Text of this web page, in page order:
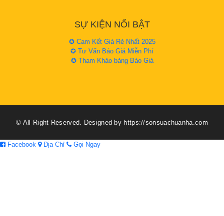
SỰ KIỆN NỔI BẬT
✪ Cam Kết Giá Rẻ Nhất 2025
✪ Tư Vấn Báo Giá Miễn Phí
✪ Tham Khảo bảng Báo Giá
© All Right Reserved. Designed by https://sonsuachuanha.com
Facebook Địa Chỉ Gọi Ngay